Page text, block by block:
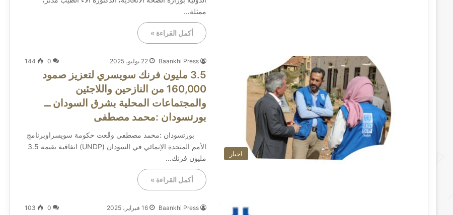
ممثلة…
أكمل القراءة »
اخبار
Baankhi Press 22 يوليو، 2025 0
144
3.5 مليون فرنك سويسري لتعزيز صمود
160,000 من النازحين واللاجئين
والمجتماعات المحلية بشرق السودان ــ
بورتسودان :محمد مصطفى
بورتسودان :محمد مصطفى وقّعت حكومة سويسراوبرنامج
الأمم المتحدة الإنمائي في السودان (UNDP) اتفاقية بقيمة 3.5
مليون فرنك…
أكمل القراءة »
Baankhi Press 16 فبراير، 2025 0
103